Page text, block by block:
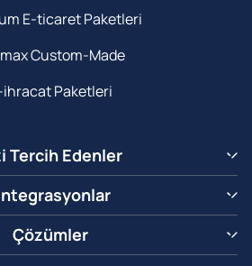
E-ticaret Paketleri
Custom-Made
ihracat Paketleri
Tercih Edenler
Çözümler